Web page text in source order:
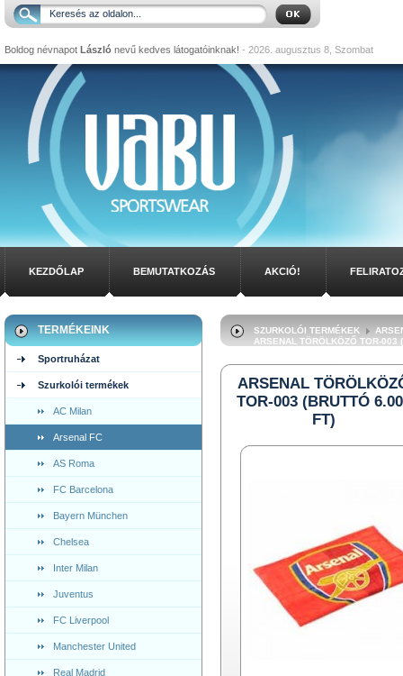
Boldog névnapot Lászlónevű kedves látogatóinknak! - 2026. augusztus 8, Szombat
KEZDŐLAP BEMUTATKOZÁS AKCIÓ!
TERMÉKEINK
Sportruházat
Szurkolói termékek
AC Milan
Arsenal FC
AS Roma
FC Barcelona
Bayern München
Chelsea
Inter Milan
Juventus
FC Liverpool
Manchester United
Real Madrid
SZURKOLÓI TERMÉKEK
ARSENAL TÖRÖLKÖZŐ TOR-003
ARSENAL
TOR-003 (BRUTTÓ
FT)